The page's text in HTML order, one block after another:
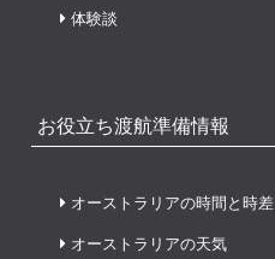
体験談
お役立ち渡航準備情報
オーストラリアの時間と時差
オーストラリアの天気